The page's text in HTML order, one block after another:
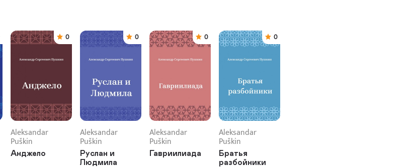
0
Aleksandar
Puškin
Анджело
0
Aleksandar
Puškin
Руслан и
Людмила
0
Aleksandar
Puškin
Гавриилиада
0
Aleksandar
Puškin
Братья
разбойники